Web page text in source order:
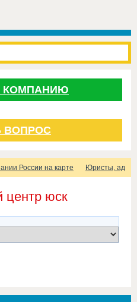
КОМПАНИЮ
ВОПРОС
России на карте Юристы,
центр юск